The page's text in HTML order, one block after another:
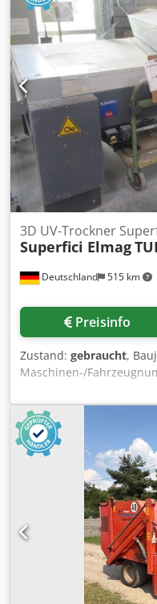
Deutschland 515 km
3D UV-Trockner
Superfici Elmag
Preisinfo
Zustand: gebraucht,
Maschinen-/
Superfici inkl. Transport
im unüberholten
Typ TU166-30 + 2
1300 mm - Anzahl der
schräg angeordnet -
Geeignet für Gallium
Stufenschaltung 80/40
Handrad ~ 2 - 7,5 m/min
/ 50 - Warennummer